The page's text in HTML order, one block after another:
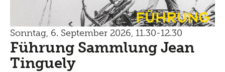
Führung
Sonntag, 6. September 2026, 11.30-12.30
Führung Sammlung Jean
Tinguely